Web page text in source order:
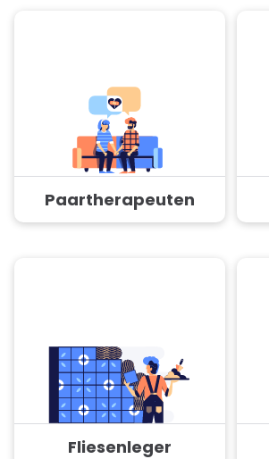
Paartherapeuten
Fliesenleger